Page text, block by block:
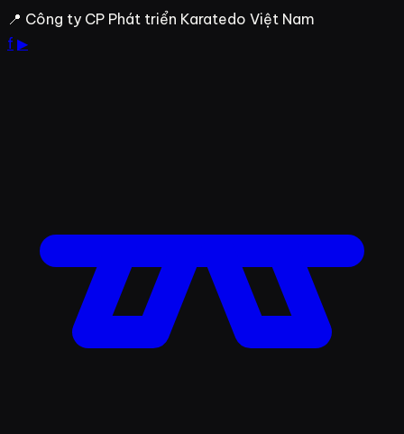
Bỏ
qua
📍 Công ty CP Phát triển Karatedo Việt Nam
f ▶